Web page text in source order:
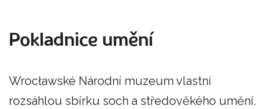
Pokladnice umění
Wrocławské Národní muzeum vlastní
rozsáhlou sbírku soch a středověkého umění.